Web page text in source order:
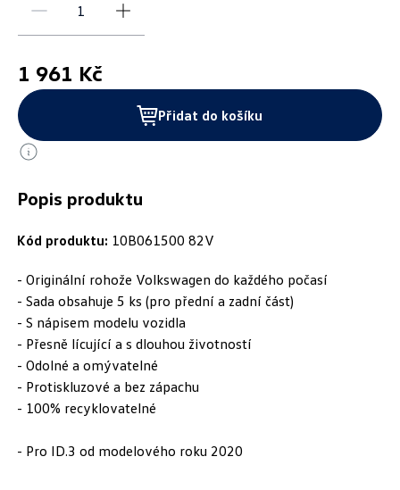
Popis produktu
Kód produktu: 10B061500 82V
- Originální rohože Volkswagen do každého počasí
- Sada obsahuje 5 ks (pro přední a zadní část)
- S nápisem modelu vozidla
- Přesně lícující a s dlouhou životností
- Odolné a omývatelné
- Protiskluzové a bez zápachu
- 100% recyklovatelné
- Pro ID.3 od modelového roku 2020
1 961 Kč
Přidat do košíku